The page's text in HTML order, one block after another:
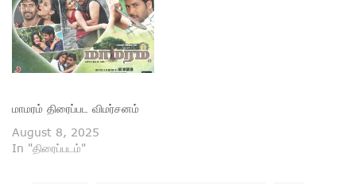
மாமரம் திரைப்பட விமர்சனம்
August 8, 2025
In "திரைப்படம்"